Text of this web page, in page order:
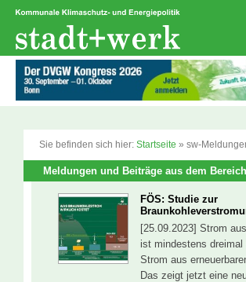
Zum
springen
Sie befinden sich hier: Startseite » sw-
Meldungen und Beiträge aus dem
FÖS: Studie zur
[25.09.2023] Strom
ist mindestens dreimal
Strom aus
Das zeigt jetzt eine